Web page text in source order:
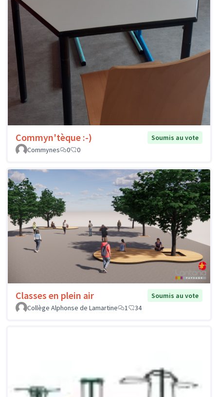
Commyn'tèque :-)
Soumis au vote
Commynes
0 0
Classes en plein air
Soumis au vote
Collège Alphonse de Lamartine
1 34